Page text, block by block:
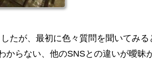
たが、最初に色々質問を聞いてみる
からない、他のSNSとの違いが曖昧